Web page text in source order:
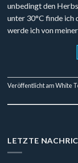
unbedingt den
unter 30°C finde ich
werde ich von
Veröffentlicht amWhite
LETZTE